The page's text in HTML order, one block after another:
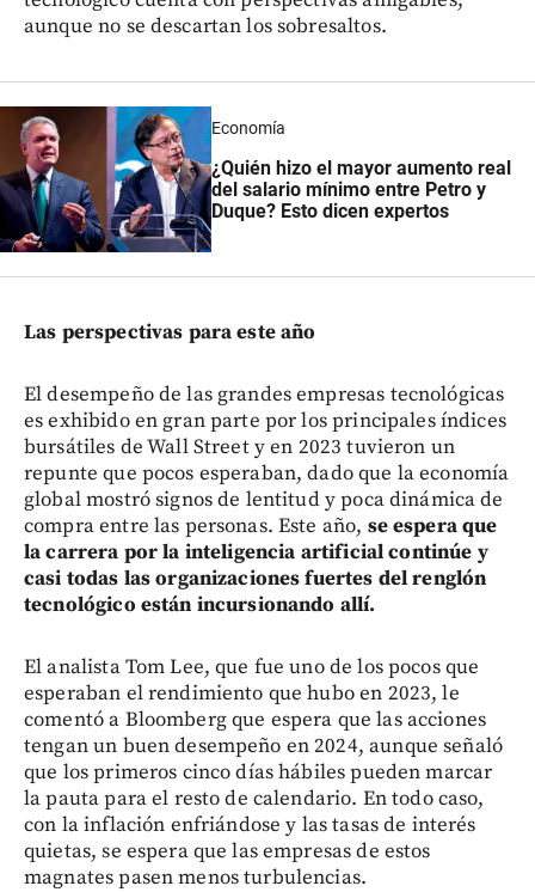
aunque no se descartan los sobresaltos.
Economía
¿Quién hizo el mayor aumento real
del salario mínimo entre Petro y
Duque? Esto dicen expertos
Las perspectivas para este año
El desempeño de las grandes empresas tecnológicas
es exhibido en gran parte por los principales índices
bursátiles de Wall Street y en 2023 tuvieron un
repunte que pocos esperaban, dado que la economía
global mostró signos de lentitud y poca dinámica de
compra entre las personas. Este año, se espera que
la carrera por la inteligencia artificial continúe y
casi todas las organizaciones fuertes del renglón
tecnológico están incursionando allí.
El analista Tom Lee, que fue uno de los pocos que
esperaban el rendimiento que hubo en 2023, le
comentó a Bloomberg que espera que las acciones
tengan un buen desempeño en 2024, aunque señaló
que los primeros cinco días hábiles pueden marcar
la pauta para el resto de calendario. En todo caso,
con la inflación enfriándose y las tasas de interés
quietas, se espera que las empresas de estos
magnates pasen menos turbulencias.